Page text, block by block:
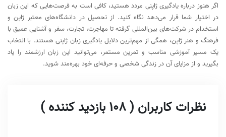
اگر هنوز درباره یادگیری ژاپنی مردد هستید، کافی است به فرصت‌هایی که این زبان
در اختیار شما قرار می‌دهد نگاه کنید. از تحصیل در دانشگاه‌های معتبر ژاپن و
استخدام در شرکت‌های بین‌المللی گرفته تا مهاجرت، تجارت، سفر و آشنایی عمیق با
فرهنگ و هنر ژاپن، همگی از مهم‌ترین دلایل یادگیری زبان ژاپنی هستند. با انتخاب
یک مسیر آموزشی مناسب و تمرین مستمر، می‌توانید این زبان ارزشمند را یاد
بگیرید و از مزایای آن در زندگی شخصی و حرفه‌ای خود بهره‌مند شوید.
نظرات کاربران ( 108 بازدید کننده )